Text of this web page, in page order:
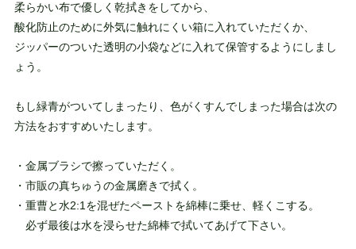
柔らかい布で優しく乾拭きをしてから、
酸化防止のために外気に触れにくい箱に入れていただくか、
ジッパーのついた透明の小袋などに入れて保管するようにしまし
ょう。
もし緑青がついてしまったり、色がくすんでしまった場合は次の
方法をおすすめいたします。
・金属ブラシで擦っていただく。
・市販の真ちゅうの金属磨きで拭く。
・重曹と水2:1を混ぜたペーストを綿棒に乗せ、軽くこする。
必ず最後は水を浸らせた綿棒で拭いてあげて下さい。